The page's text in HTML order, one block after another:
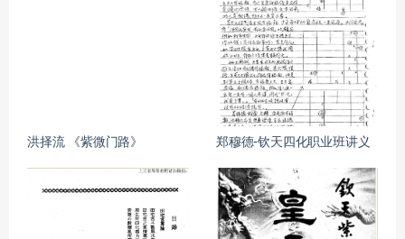
洪择流 《紫微门路》 郑穆德-钦天四化职业班讲义